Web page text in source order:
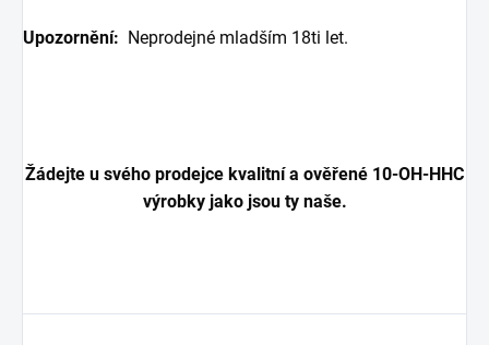
Upozornění: Neprodejné mladším 18ti let.
Žádejte u svého prodejce kvalitní a ověřené 10-OH-HHC
výrobky jako jsou ty naše.